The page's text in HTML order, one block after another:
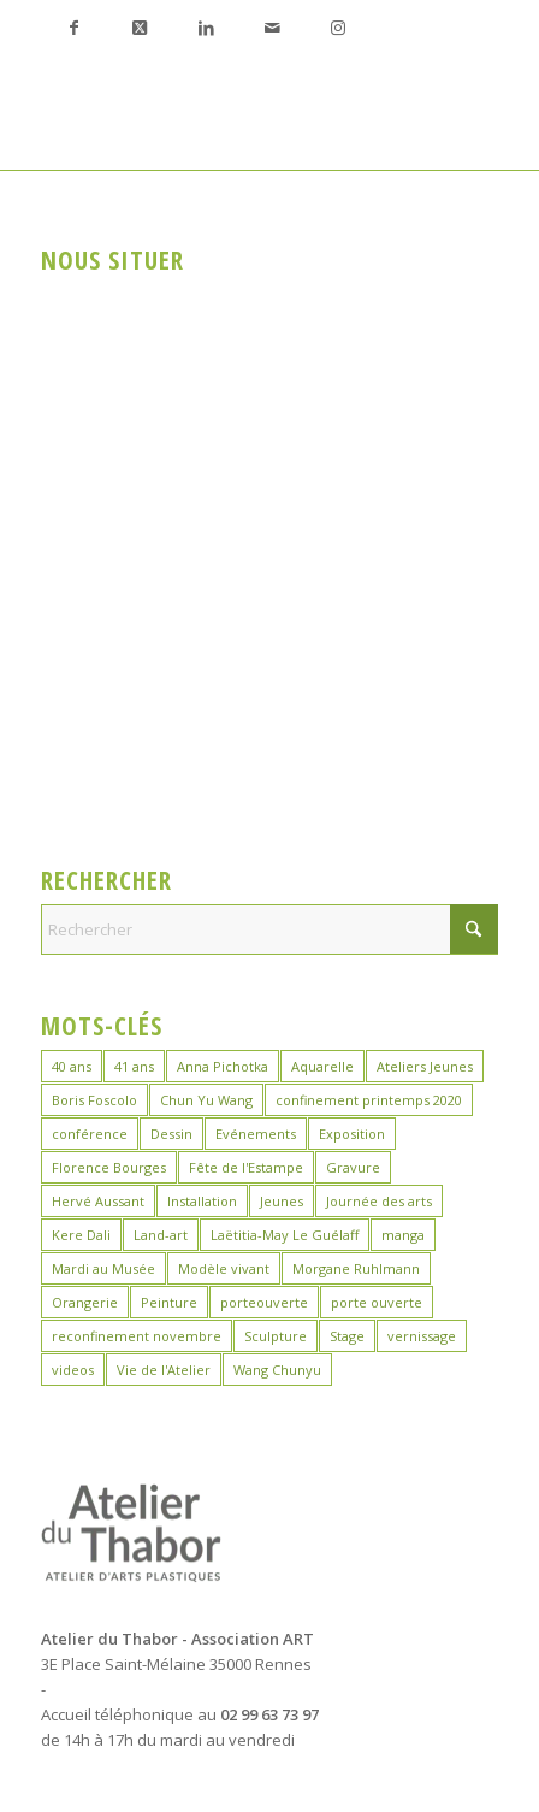
NOUS SITUER
RECHERCHER
MOTS-CLÉS
40 ans 41 ans Anna Pichotka Aquarelle
Ateliers Jeunes
Boris Foscolo
Chun Yu Wang
confinement printemps 2020
conférence
Dessin Evénements
Exposition
Florence Bourges
Fête de l'Estampe
Gravure
Hervé Aussant
Installation Jeunes
Journée des arts
Kere Dali
Land-art Laëtitia-May Le Guélaff
manga
Mardi au Musée
Modèle vivant
Morgane Ruhlmann
Orangerie
Peinture porteouverte
porte ouverte
reconfinement novembre
Sculpture Stage
vernissage
videos
Vie de l'Atelier Wang Chunyu
Atelier du Thabor - Association ART
3E Place Saint-Mélaine 35000 Rennes
-
Accueil téléphonique au 02 99 63 73 97
de 14h à 17h du mardi au vendredi